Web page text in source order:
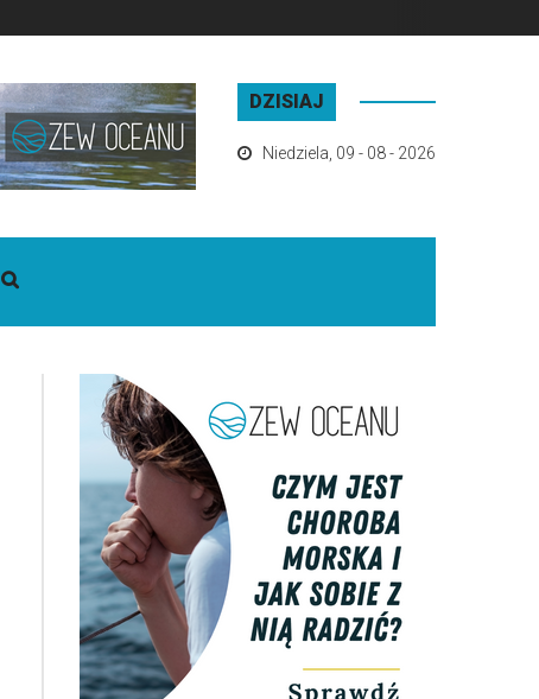
DZISIAJ
Niedziela 09 - 08 - 2026